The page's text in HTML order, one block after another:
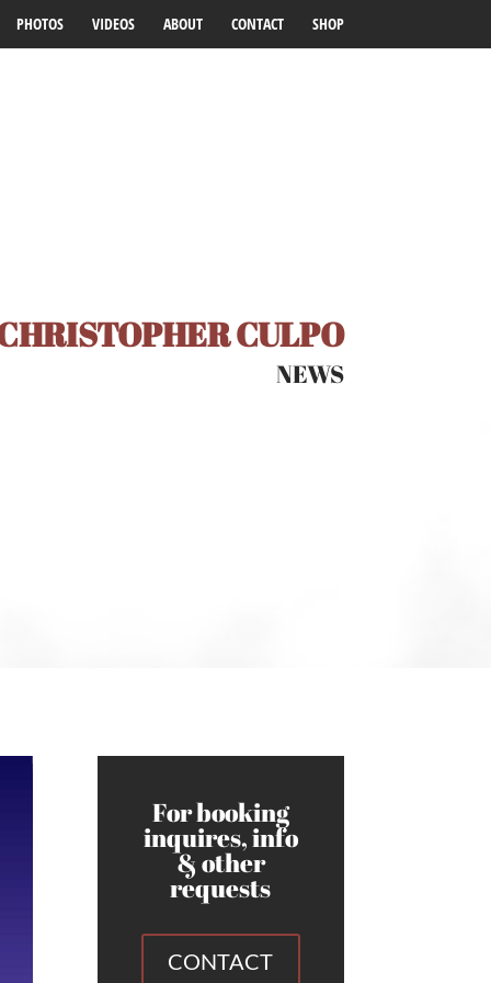
PHOTOS VIDEOS ABOUT CONTACT SHOP
CULPO
NEWS
For booking
inquires, info
& other
requests
CONTACT